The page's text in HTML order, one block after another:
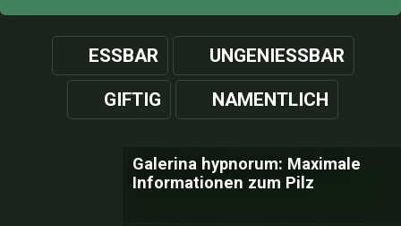
ESSBAR UNGENIESSBAR
GIFTIG NAMENTLICH
Galerina hypnorum: Maximale
Informationen zum Pilz